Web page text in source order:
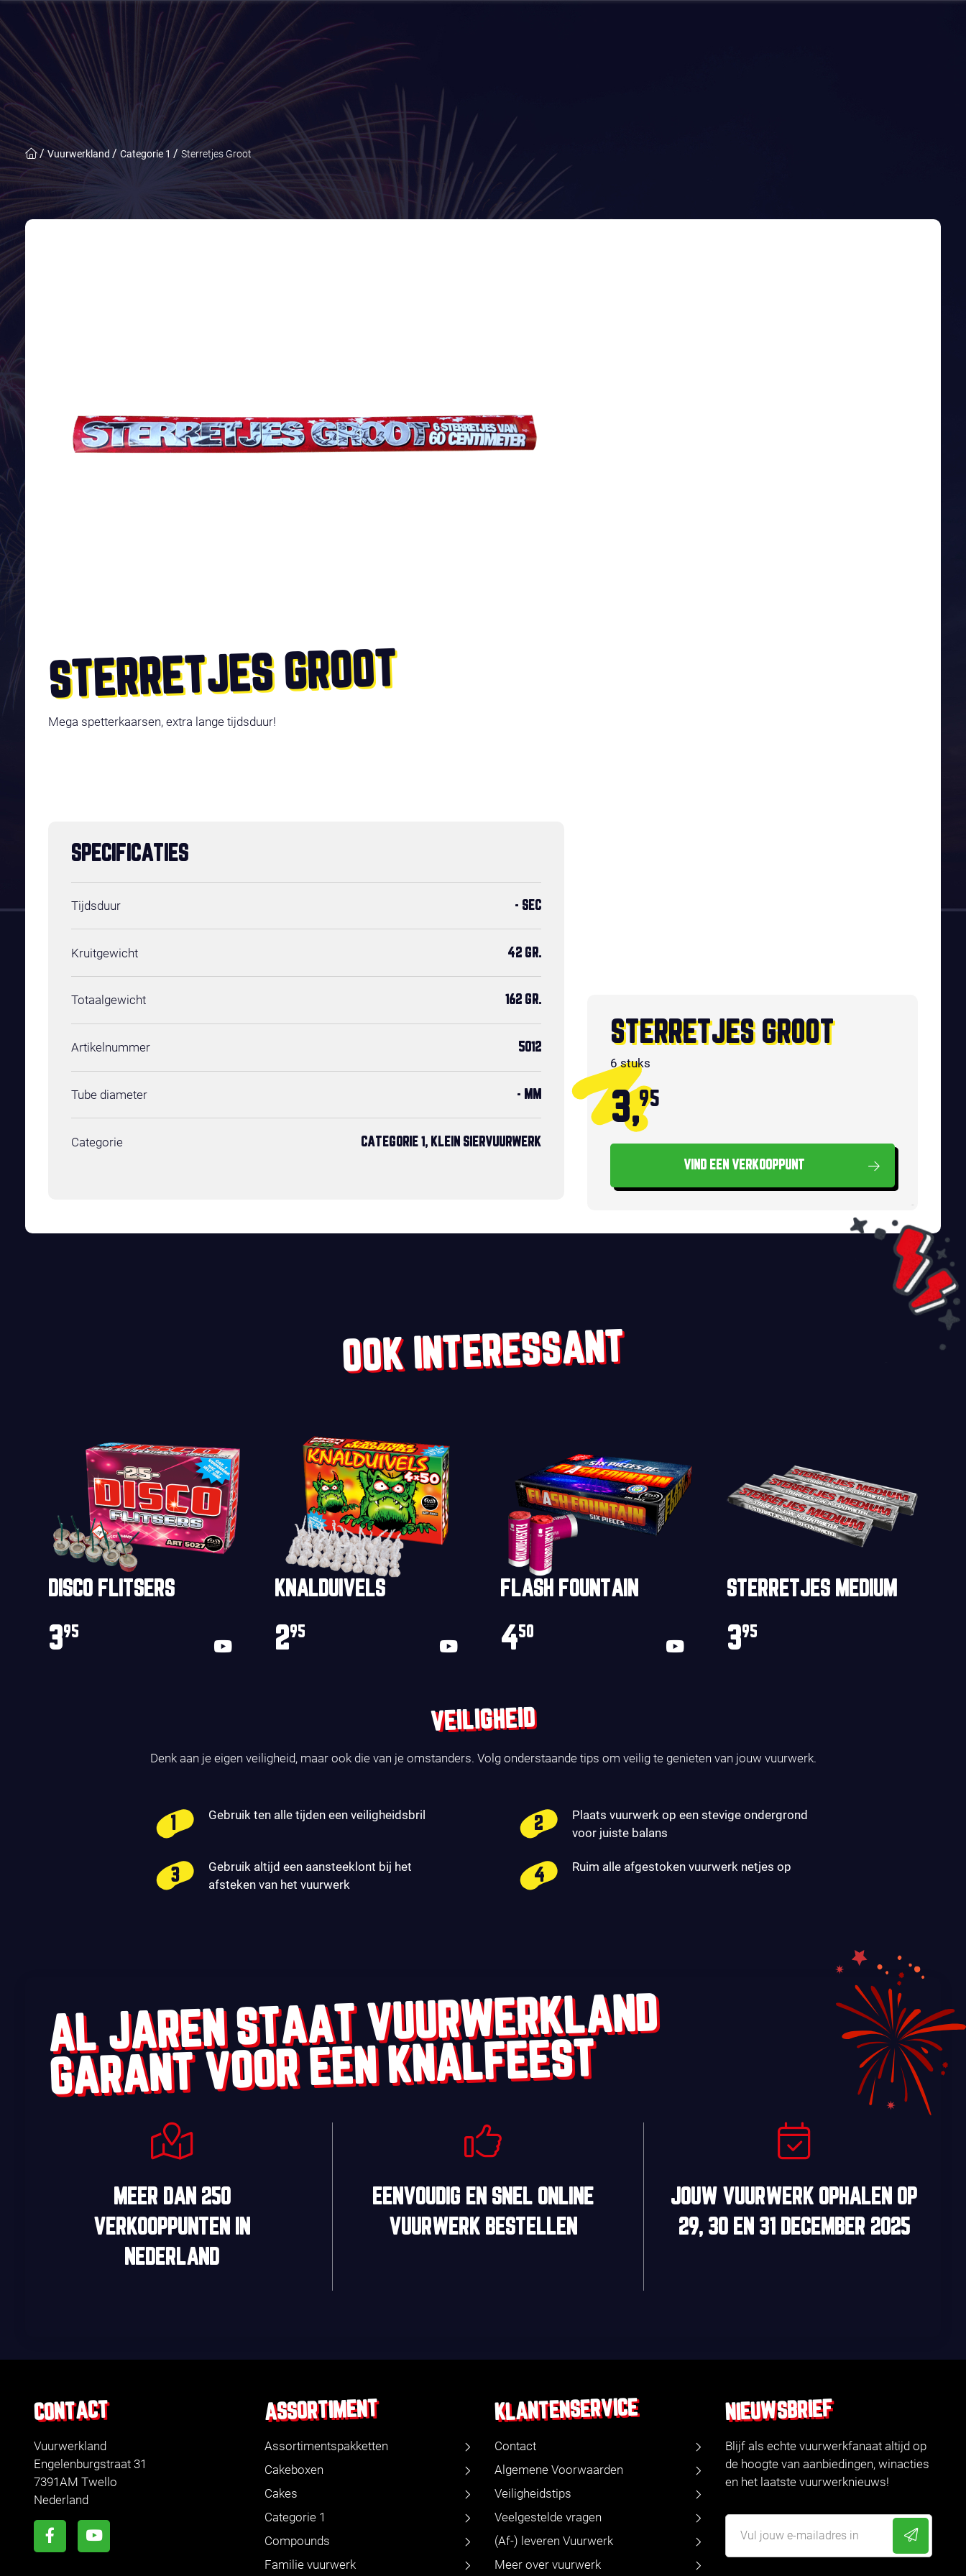
Vuurwerkland Categorie 1 Sterretjes Groot
STERRETJES GROOT
Mega spetterkaarsen, extra lange tijdsduur!
STERRETJES GROOT
6 stuks
3,95
VIND EEN VERKOOPPUNT
SPECIFICATIES
Tijdsduur - SEC
Kruitgewicht 42 GR.
Totaalgewicht 162 GR.
Artikelnummer 5012
Tube diameter - MM
Categorie CATEGORIE 1, KLEIN SIERVUURWERK
OOK INTERESSANT
DISCO FLITSERS
395
KNALDUIVELS
295
FLASH FOUNTAIN
450
STERRETJES MEDIUM
395
VEILIGHEID
Denk aan je eigen veiligheid, maar ook die van je omstanders. Volg onderstaande tips om veilig te genieten van jouw vuurwerk.
Gebruik ten alle tijden een veiligheidsbril
Plaats vuurwerk op een stevige ondergrond
voor juiste balans
Gebruik altijd een aansteeklont bij het
afsteken van het vuurwerk
Ruim alle afgestoken vuurwerk netjes op
AL JAREN STAAT VUURWERKLAND
GARANT VOOR EEN KNALFEEST
MEER DAN 250
VERKOOPPUNTEN IN
NEDERLAND
EENVOUDIG EN SNELONLINE
VUURWERK BESTELLEN
JOUW VUURWERK OPHALEN OP
29, 30EN 31 DECEMBER 2025
CONTACT
Vuurwerkland
Engelenburgstraat 31
7391AM Twello
Nederland
ASSORTIMENT
Assortimentspakketten
Cakeboxen
Cakes
Categorie 1
Compounds
Familie vuurwerk
KLANTENSERVICE
Contact
Algemene Voorwaarden
Veiligheidstips
Veelgestelde vragen
(Af-) leveren Vuurwerk
Meer over vuurwerk
NIEUWSBRIEF
Blijf als echte vuurwerkfanaat altijd op
de hoogte van aanbiedingen, winacties
en het laatste vuurwerknieuws!